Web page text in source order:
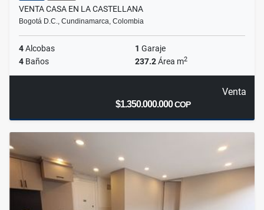
VENTA CASA EN LA CASTELLANA
Bogotá D.C., Cundinamarca, Colombia
4Alcobas 1 Garaje
4 Baños 237.2Área m2
Venta
$1.350.000.000COP